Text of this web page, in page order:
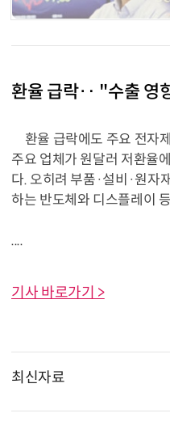
환율 급락‥ "수출 영
환율 급락에도 주요 전자
주요 업체가 원달러 저환율
다. 오히려 부품·설비·원자
하는 반도체와 디스플레이
....
기사 바로가기 >
최신자료